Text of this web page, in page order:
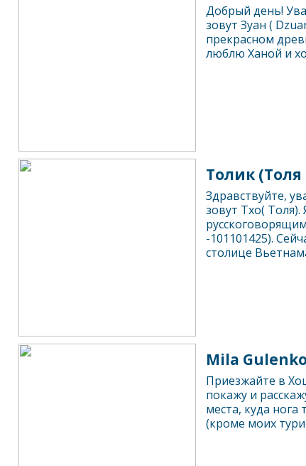
Добрый день!
зовут Зуан (
прекрасном
люблю Ханой и
Толик (Толя
Здравствуйте,
зовут Тхо( Толя).
-101101425).
столице
Mila
Приезжайте в
покажу и
места, куда нога
(кроме моих